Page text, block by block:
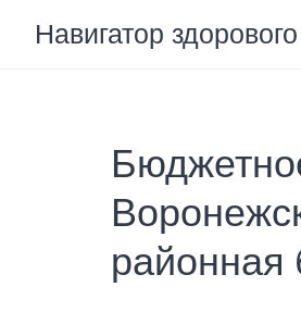
Навигатор
районная